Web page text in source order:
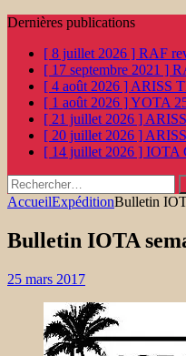
Dernières publications
[ 8 juillet 2026 ] RAF
[ 17 septembre 2021 ]
[ 4 août 2026 ] ARISS
[ 1 août 2026 ]YOTA
[ 21 juillet 2026 ]
[ 20 juillet 2026 ]
[ 14 juillet 2026 ] IOTA
Rechercher :
AccueilExpéditionBulletin
Bulletin IOTA
25 mars 2017